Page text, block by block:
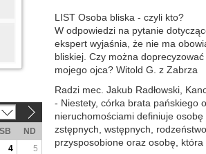
LIST Osoba bliska - czyli kto?
W odpowiedzi na pytanie
ekspert wyjaśnia, że nie ma
bliskiej. Czy można
mojego ojca? Witold G. z Zabrza
Radzi mec. Jakub Radłowski,
- Niestety, córka brata pańskiego
nieruchomościami definiuje
zstępnych, wstępnych,
przysposobione oraz osobę,
SB
ND
4
5